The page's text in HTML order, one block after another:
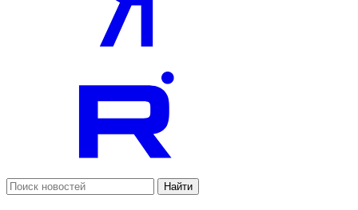
Найти